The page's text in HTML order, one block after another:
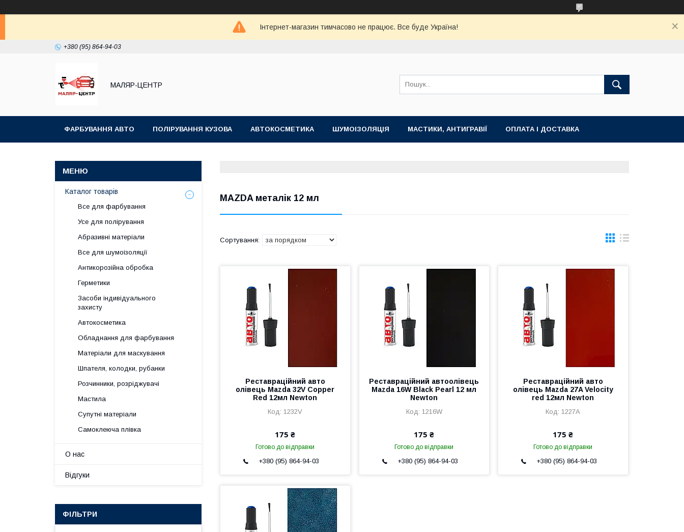
Інтернет-магазин тимчасово не працює. Все буде Україна!
+380 (95) 864-94-03
МАЛЯР-ЦЕНТР
ФАРБУВАННЯ АВТО ПОЛІРУВАННЯ КУЗОВА АВТОКОСМЕТИКА ШУМОІЗОЛЯЦІЯ МАСТИКИ, АНТИГРАВІЇ ОПЛАТА І ДОСТАВКА
MAZDA металік 12 мл
Реставраційний авто
олівець Mazda 32V Copper
Red 12мл Newton
1232V
175 ₴
Готово до відправки
+380 (95) 864-94-03
Реставраційний автоолівець
Mazda 16W Black Pearl 12 мл
Newton
1216W
175 ₴
Готово до відправки
+380 (95) 864-94-03
Реставраційний авто
олівець Mazda 27A Velocity
red 12мл Newton
1227A
175 ₴
Готово до відправки
+380 (95) 864-94-03
Каталог товарів
Все для фарбування
Усе для полірування
Абразивні матеріали
Все для шумоізоляції
Антикорозійна обробка
Герметики
Засоби індивідуального
захисту
Автокосметика
Обладнання для фарбування
Матеріали для маскування
Шпателя, колодки, рубанки
Розчинники, розріджувачі
Мастила
Супутні матеріали
Самоклеюча плівка
О нас
Відгуки
ФІЛЬТРИ